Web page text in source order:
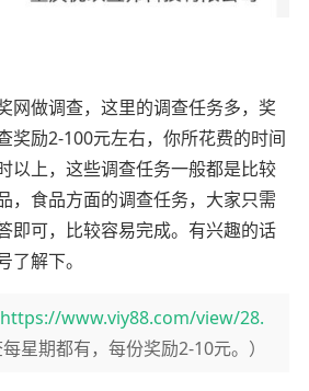
网做调查，这里的调查任务多，奖
奖励2-100元左右，你所花费的时间
以上，这些调查任务一般都是比较
，食品方面的调查任务，大家只需
即可，比较容易完成。有兴趣的话
了解下。
https://www.viy88.com/view/28.
每星期都有，每份奖励2-10元。）